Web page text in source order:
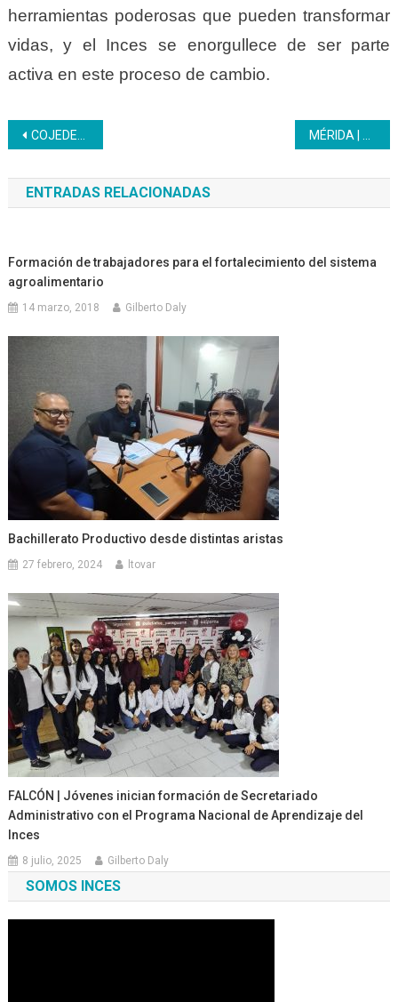
herramientas poderosas que pueden transformar
vidas, y el Inces se enorgullece de ser parte
activa en este proceso de cambio.
Navegación
de
entradas
COJEDES |IRIS VARELA: La verdad histórica está del lado de Venezuela MÉRIDA | Aprendices aplican estrategias pedagógicas de la nueva malla curricular
ENTRADAS RELACIONADAS
Formación de trabajadores para el fortalecimiento del sistema
agroalimentario
14 marzo, 2018 Gilberto Daly
Bachillerato Productivo desde distintas aristas
27 febrero, 2024 ltovar
FALCÓN | Jóvenes inician formación de Secretariado
Administrativo con el Programa Nacional de Aprendizaje del
Inces
8 julio, 2025 Gilberto Daly
SOMOS INCES